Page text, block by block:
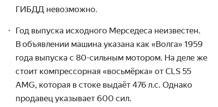
ГИБДД невозможно.
Год выпуска исходного Мерседеса неизвестен.
В объявлении машина указана как «Волга» 1959
года выпуска с 80-сильным мотором. На деле же
стоит компрессорная «восьмёрка» от CLS 55
AMG, которая в стоке выдаёт 476 л.с. Однако
продавец указывает 600 сил.